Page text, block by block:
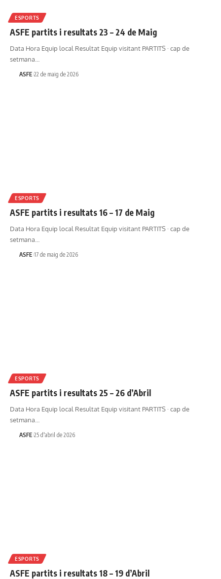
ESPORTS
ASFE partits i resultats 23 – 24 de Maig
Data Hora Equip local Resultat Equip visitant PARTITS · cap de
setmana…
ASFE 22 de maig de 2026
ESPORTS
ASFE partits i resultats 16 – 17 de Maig
Data Hora Equip local Resultat Equip visitant PARTITS · cap de
setmana…
ASFE 17 de maig de 2026
ESPORTS
ASFE partits i resultats 25 – 26 d’Abril
Data Hora Equip local Resultat Equip visitant PARTITS · cap de
setmana…
ASFE 25 d'abril de 2026
ESPORTS
ASFE partits i resultats 18 – 19 d’Abril